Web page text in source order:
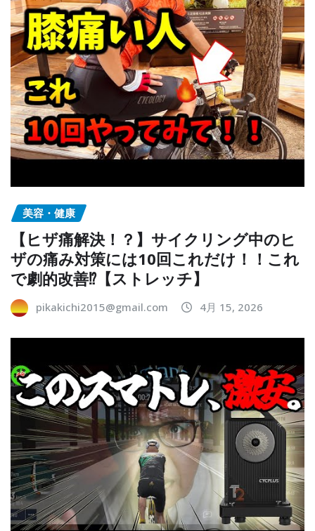
美容・健康
【ヒザ痛解決！？】サイクリング中のヒ
ザの痛み対策には10回これだけ！！これ
で劇的改善⁉︎【ストレッチ】
pikakichi2015@gmail.com 4月 15, 2026